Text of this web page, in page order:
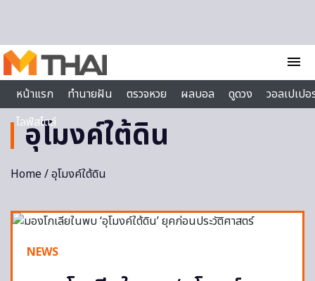
menu
หน้าแรก
ทำนายฝัน ตรวจหวย ผลบอล ดูดวง
วอลเปเป
ไลฟ์สไตล์
อุโมงค์ใต้ดิน
Home/ อุโมงค์ใต้ดิน
NEWS